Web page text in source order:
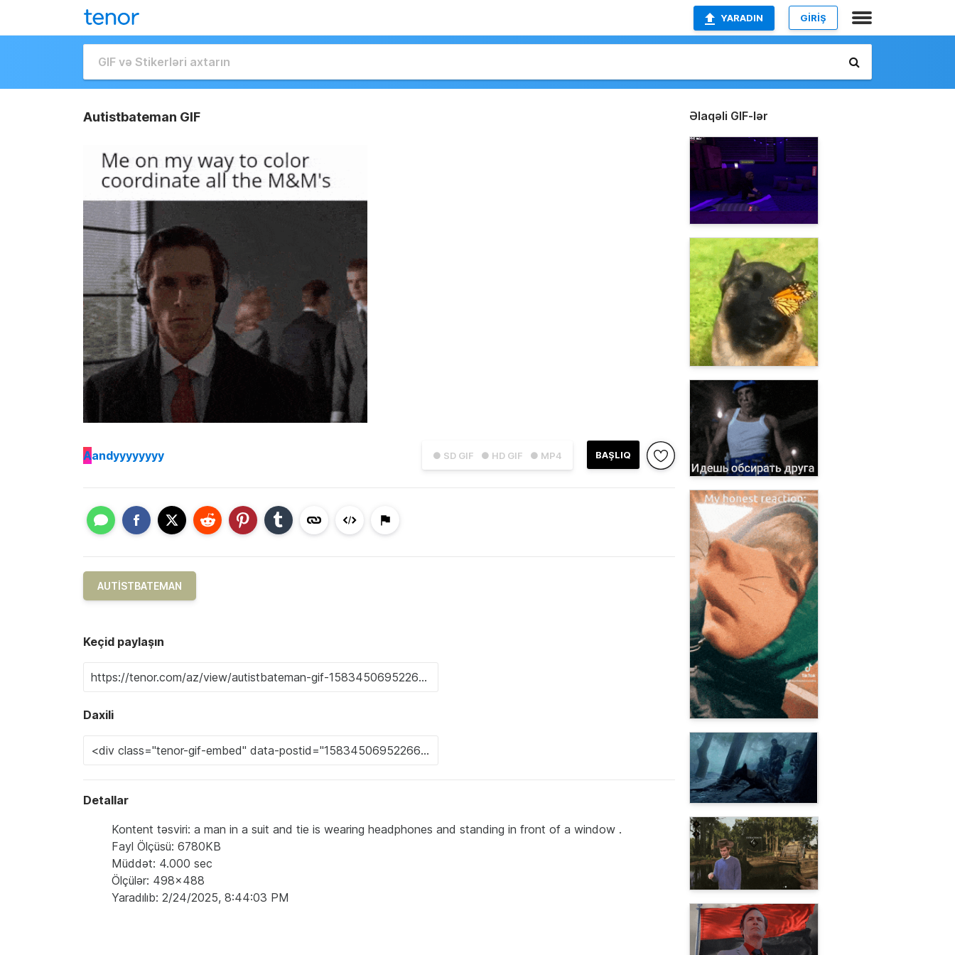
YARADIN GİRİŞ
Autistbateman GIF
● SD GIF ● HD GIF ● MP4 BAŞLIQ
Aandyyyyyyyy
AUTISTBATEMAN
Keçid paylaşın
Daxili
Detallar
Kontent təsviri: a man in a suit and tie is wearing headphones and standing in front of a window .
Fayl Ölçüsü: 6780KB
Müddət: 4.000 sec
Ölçülər: 498x488
Yaradılıb: 2/24/2025, 8:44:03 PM
Əlaqəli GIF-lər